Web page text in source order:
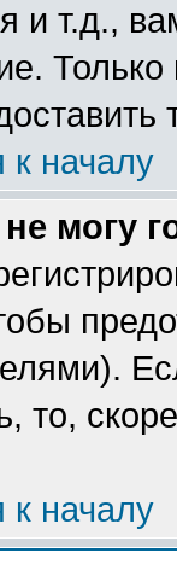
и т.д.,
к началу
могу
то,
к началу